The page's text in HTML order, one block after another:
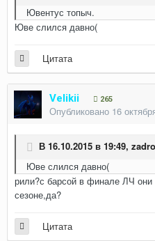
Ювентус топыч.
Юве слился давно(
Цитата
Velikii 265
Опубликовано 16
В 16.10.2015 в 19:49,
Юве слился давно(
рили?с барсой в финале ЛЧ они
сезоне,да?
Цитата